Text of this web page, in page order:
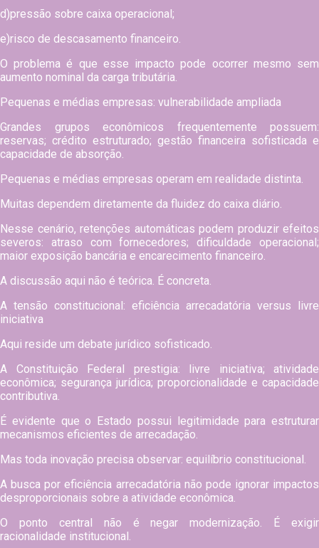
d)pressão sobre caixa operacional;
e)risco de descasamento financeiro.
O problema é que esse impacto pode ocorrer mesmo sem
aumento nominal da carga tributária.
Pequenas e médias empresas: vulnerabilidade ampliada
Grandes grupos econômicos frequentemente possuem:
reservas; crédito estruturado; gestão financeira sofisticada e
capacidade de absorção.
Pequenas e médias empresas operam em realidade distinta.
Muitas dependem diretamente da fluidez do caixa diário.
Nesse cenário, retenções automáticas podem produzir efeitos
severos: atraso com fornecedores; dificuldade operacional;
maior exposição bancária e encarecimento financeiro.
A discussão aqui não é teórica. É concreta.
A tensão constitucional: eficiência arrecadatória versus livre
iniciativa
Aqui reside um debate jurídico sofisticado.
A Constituição Federal prestigia: livre iniciativa; atividade
econômica; segurança jurídica; proporcionalidade e capacidade
contributiva.
É evidente que o Estado possui legitimidade para estruturar
mecanismos eficientes de arrecadação.
Mas toda inovação precisa observar: equilíbrio constitucional.
A busca por eficiência arrecadatória não pode ignorar impactos
desproporcionais sobre a atividade econômica.
O ponto central não é negar modernização. É exigir
racionalidade institucional.